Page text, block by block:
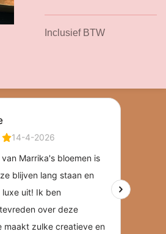
Inclusief BTW